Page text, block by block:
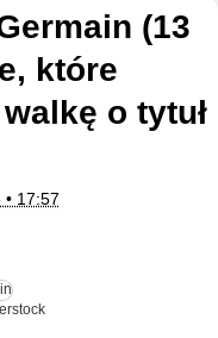
które
o tytuł
17:57